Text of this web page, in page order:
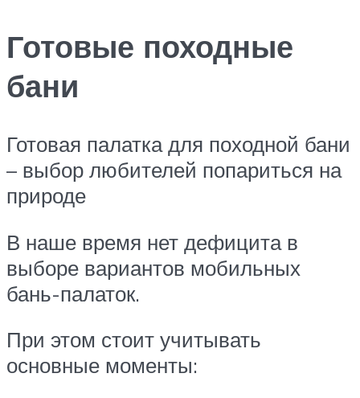
Готовые походные
бани
Готовая палатка для походной бани
– выбор любителей попариться на
природе
В наше время нет дефицита в
выборе вариантов мобильных
бань-палаток.
При этом стоит учитывать
основные моменты: